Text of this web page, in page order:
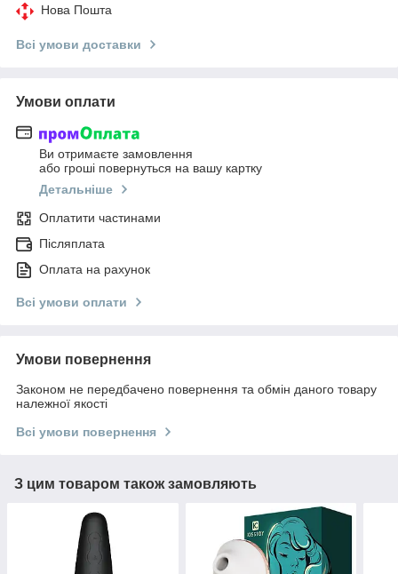
Нова Пошта
Всі умови доставки
Умови оплати
Ви отримаєте замовлення
або гроші повернуться на вашу картку
Детальніше
Оплатити частинами
Післяплата
Оплата на рахунок
Всі умови оплати
Умови повернення
Законом не передбачено повернення та обмін даного товару
належної якості
Всі умови повернення
З цим товаром також замовляють